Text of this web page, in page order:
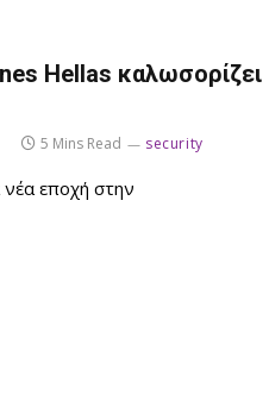
Hellas καλωσορίζει
5 Mins Read security
εποχή στην